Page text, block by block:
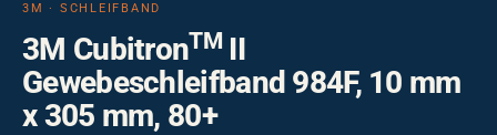
3M · SCHLEIFBAND
3M CubitronTMII
Gewebeschleifband 984F, 10 mm
x 305 mm, 80+